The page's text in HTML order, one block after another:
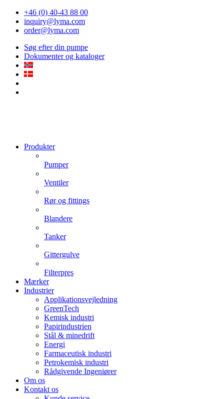
+46 (0) 40-43 88 00
inquiry@lyma.com
order@lyma.com
Søg efter din pumpe
Dokumenter og kataloger
Produkter
Pumper
Ventiler
Rør og fittings
Blandere
Tanker
Gittergulve
Filterpres
Mærker
Industrier
Applikationsvejledning
GreenTech
Kemisk industri
Papirindustrien
Stål & minedrift
Energi
Farmaceutisk industri
Petrokemisk industri
Rådgivende Ingeniører
Om os
Kontakt os